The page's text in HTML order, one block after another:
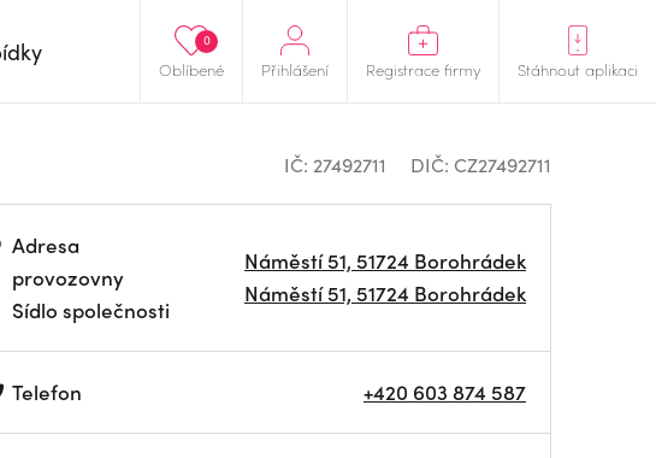
Oblíbené
0
Přihlášení Registrace firmy Stáhnout aplikaci
IČ: 27492711 DIČ: CZ27492711
Adresa
provozovny
Sídlo společnosti
Náměstí 51, 51724 Borohrádek
Náměstí 51, 51724 Borohrádek
Telefon +420 603 874 587